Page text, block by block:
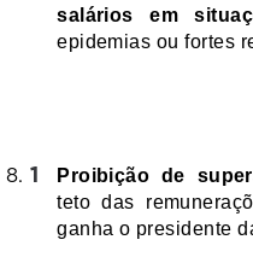
salários em
epidemias ou fortes
Proibição de
teto das
ganha o presidente